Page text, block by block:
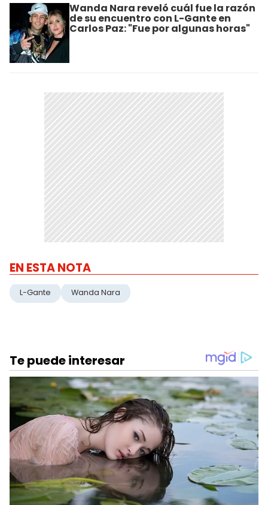
Wanda Nara reveló cuál fue la razón
de su encuentro con L-Gante en
Carlos Paz: "Fue por algunas horas"
EN ESTA NOTA
L-Gante Wanda Nara